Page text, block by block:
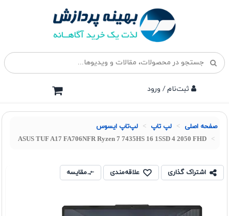
ثبت‌نام / ورود
صفحه اصلی لپ تاپ لپ‌تاپ ایسوس
ASUS TUF A17 FA706NFR Ryzen 7 7435HS 16 1SSD 4 2050 FHD
اشتراک گذاری علاقه‌مندی مقایسه